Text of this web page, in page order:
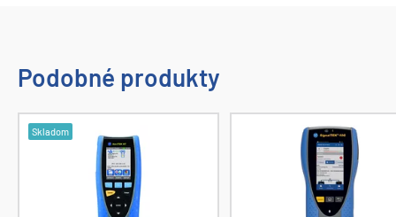
Podobné produkty
Skladom